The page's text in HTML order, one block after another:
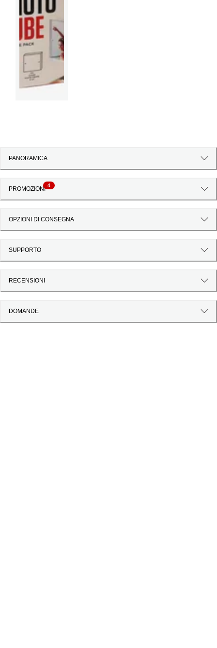
PANORAMICA
PROMOZIONI
4
OPZIONI DI CONSEGNA
SUPPORTO
RECENSIONI
DOMANDE